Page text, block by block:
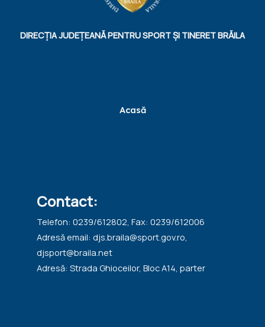
DIRECȚIA JUDEȚEANĂ PENTRU SPORT ȘI TINERET BRĂILA
Acasă
Contact:
Telefon: 0239/612802, Fax: 0239/612006
Adresă email: djs.braila@sport.gov.ro,
djsport@braila.net
Adresă: Strada Ghioceilor, Bloc A14, parter